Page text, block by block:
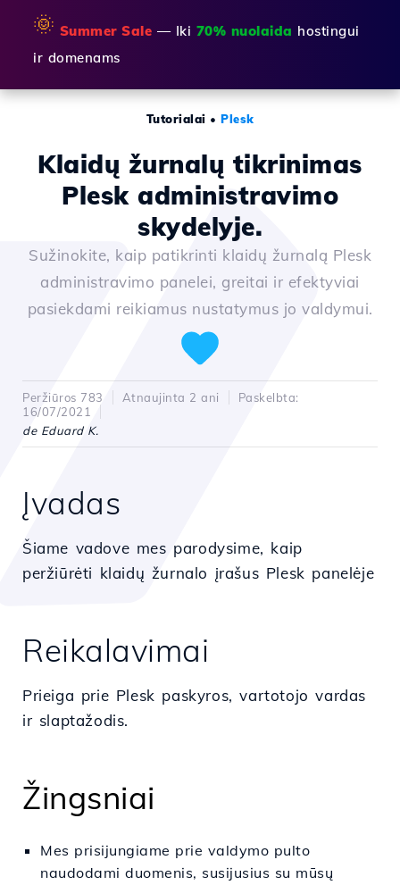
🌞 Summer Sale — Iki 70% nuolaida hostingui
ir domenams
Tutorialai • Plesk
Klaidų žurnalų tikrinimas
Plesk administravimo
skydelyje.
Sužinokite, kaip patikrinti klaidų žurnalą Plesk
administravimo panelei, greitai ir efektyviai
pasiekdami reikiamus nustatymus jo valdymui.
Peržiūros 783 Atnaujinta 2 ani
Paskelbta:
16/07/2021
de Eduard K.
Įvadas
Šiame vadove mes parodysime, kaip
peržiūrėti klaidų žurnalo įrašus Plesk panelėje
Reikalavimai
Prieiga prie Plesk paskyros, vartotojo vardas
ir slaptažodis.
Žingsniai
Mes prisijungiame prie valdymo pulto
naudodami duomenis, susijusius su mūsų